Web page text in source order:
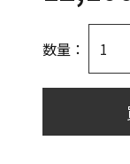
数量：